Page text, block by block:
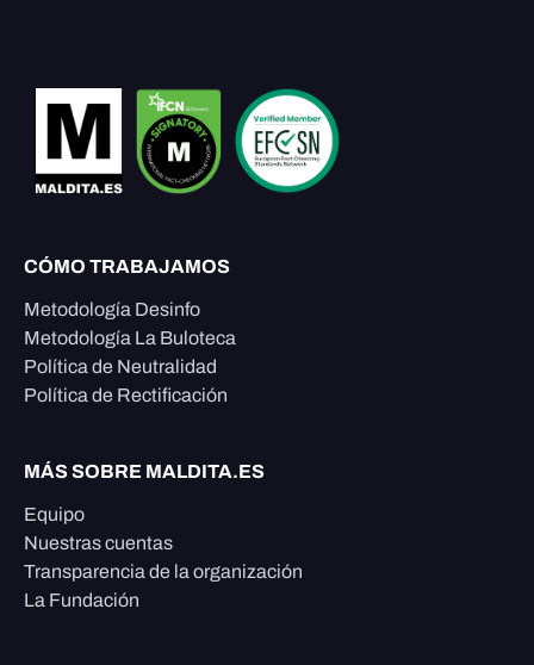
CÓMO TRABAJAMOS
Metodología Desinfo
Metodología La Buloteca
Política de Neutralidad
Política de Rectificación
MÁS SOBRE MALDITA.ES
Equipo
Nuestras cuentas
Transparencia de la organización
La Fundación